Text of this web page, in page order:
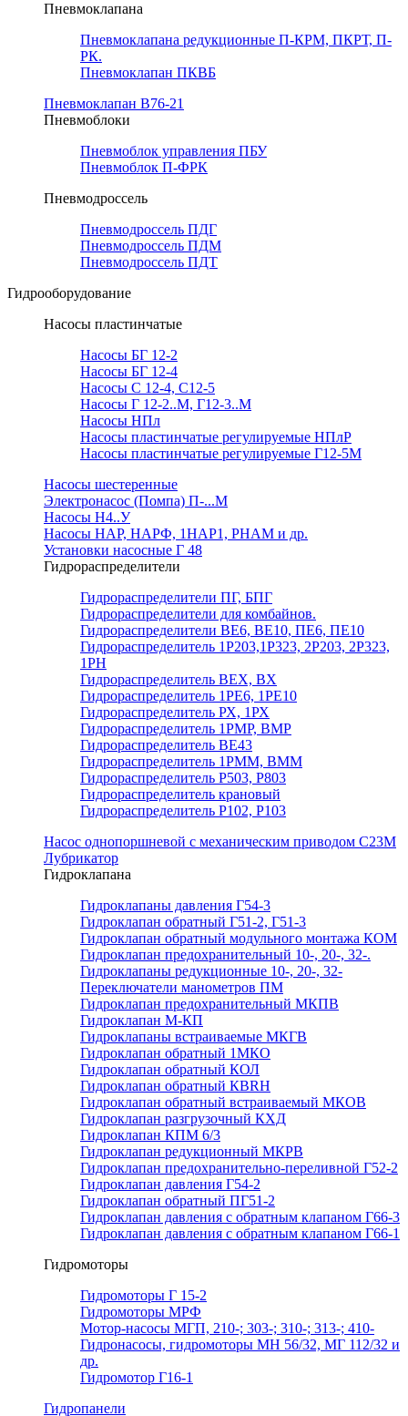
Пневмоклапана
Пневмоклапана редукционные П-КРМ, ПКРТ, П-
РК.
Пневмоклапан ПКВБ
Пневмоклапан В76-21
Пневмоблоки
Пневмоблок управления ПБУ
Пневмоблок П-ФРК
Пневмодроссель
Пневмодроссель ПДГ
Пневмодроссель ПДМ
Пневмодроссель ПДТ
Гидрооборудование
Насосы пластинчатые
Насосы БГ 12-2
Насосы БГ 12-4
Насосы С 12-4, С12-5
Насосы Г 12-2..М, Г12-3..М
Насосы НПл
Насосы пластинчатые регулируемые НПлР
Насосы пластинчатые регулируемые Г12-5М
Насосы шестеренные
Электронасос (Помпа) П-...М
Насосы Н4..У
Насосы НАР, НАРФ, 1НАР1, РНАМ и др.
Установки насосные Г 48
Гидрораспределители
Гидрораспределители ПГ, БПГ
Гидрораспределители для комбайнов.
Гидрораспределители ВЕ6, ВЕ10, ПЕ6, ПЕ10
Гидрораспределитель 1Р203,1Р323, 2Р203, 2Р323,
1РН
Гидрораспределитель ВЕХ, ВХ
Гидрораспределитель 1РЕ6, 1РЕ10
Гидрораспределитель РХ, 1РХ
Гидрораспределитель 1РМР, ВМР
Гидрораспределитель ВЕ43
Гидрораспределитель 1РММ, ВММ
Гидрораспределитель Р503, Р803
Гидрораспределитель крановый
Гидрораспределитель Р102, Р103
Насос однопоршневой с механическим приводом С23М
Лубрикатор
Гидроклапана
Гидроклапаны давления Г54-3
Гидроклапан обратный Г51-2, Г51-3
Гидроклапан обратный модульного монтажа КОМ
Гидроклапан предохранительный 10-, 20-, 32-.
Гидроклапаны редукционные 10-, 20-, 32-
Переключатели манометров ПМ
Гидроклапан предохранительный МКПВ
Гидроклапан М-КП
Гидроклапаны встраиваемые МКГВ
Гидроклапан обратный 1МКО
Гидроклапан обратный КОЛ
Гидроклапан обратный КВRН
Гидроклапан обратный встраиваемый МКОВ
Гидроклапан разгрузочный КХД
Гидроклапан КПМ 6/3
Гидроклапан редукционный МКРВ
Гидроклапан предохранительно-переливной Г52-2
Гидроклапан давления Г54-2
Гидроклапан обратный ПГ51-2
Гидроклапан давления с обратным клапаном Г66-3
Гидроклапан давления с обратным клапаном Г66-1
Гидромоторы
Гидромоторы Г 15-2
Гидромоторы МРФ
Мотор-насосы МГП, 210-; 303-; 310-; 313-; 410-
Гидронасосы, гидромоторы МН 56/32, МГ 112/32 и
др.
Гидромотор Г16-1
Гидропанели